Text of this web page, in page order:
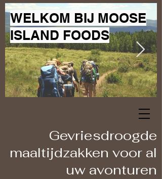
WELKOM BIJ MOOSE
ISLAND FOODS
Gevriesdroogde
maaltijdzakken voor al
uw avonturen